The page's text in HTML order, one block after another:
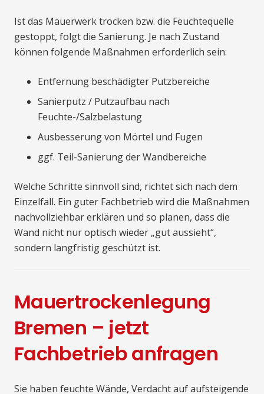
Ist das Mauerwerk trocken bzw. die Feuchtequelle
gestoppt, folgt die Sanierung. Je nach Zustand
können folgende Maßnahmen erforderlich sein:
Entfernung beschädigter Putzbereiche
Sanierputz / Putzaufbau nach
Feuchte-/Salzbelastung
Ausbesserung von Mörtel und Fugen
ggf. Teil-Sanierung der Wandbereiche
Welche Schritte sinnvoll sind, richtet sich nach dem
Einzelfall. Ein guter Fachbetrieb wird die Maßnahmen
nachvollziehbar erklären und so planen, dass die
Wand nicht nur optisch wieder „gut aussieht“,
sondern langfristig geschützt ist.
Mauertrockenlegung
Bremen – jetzt
Fachbetrieb anfragen
Sie haben feuchte Wände, Verdacht auf aufsteigende